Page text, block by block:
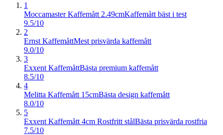
1
Moccamaster Kaffemått 2.49cmKaffemått bäst i test
9.5/10
2
Ernst KaffemåttMest prisvärda kaffemått
9.0/10
3
Exxent KaffemåttBästa premium kaffemått
8.5/10
4
Melitta Kaffemått 15cmBästa design kaffemått
8.0/10
5
Exxent Kaffemått 4cm Rostfritt stålBästa prisvärda rostfria
7.5/10